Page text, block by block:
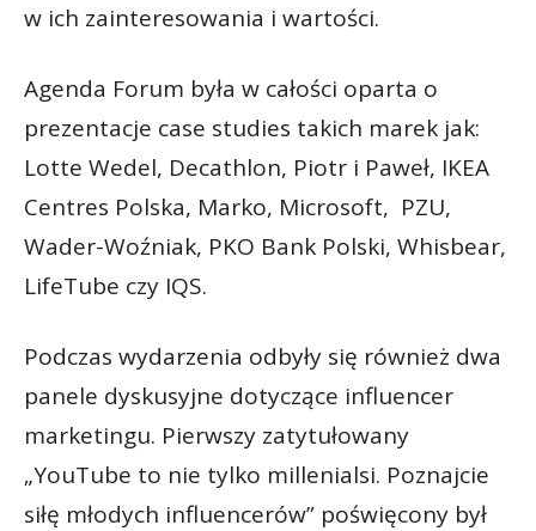
w ich zainteresowania i wartości.
Agenda Forum była w całości oparta o
prezentacje case studies takich marek jak:
Lotte Wedel, Decathlon, Piotr i Paweł, IKEA
Centres Polska, Marko, Microsoft, PZU,
Wader-Woźniak, PKO Bank Polski, Whisbear,
LifeTube czy IQS.
Podczas wydarzenia odbyły się również dwa
panele dyskusyjne dotyczące influencer
marketingu. Pierwszy zatytułowany
„YouTube to nie tylko millenialsi. Poznajcie
siłę młodych influencerów” poświęcony był